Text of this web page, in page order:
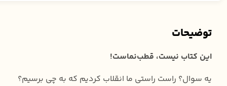
توضیحات
این کتاب نیست، قطب‌نماست!
یه سوال؟ راست راستی ما انقلاب کردیم که به چی برسیم؟